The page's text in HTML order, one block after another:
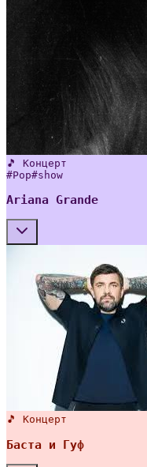
🎵 Концерт
#Pop#show
Ariana Grande
🎵 Концерт
Баста и Гуф